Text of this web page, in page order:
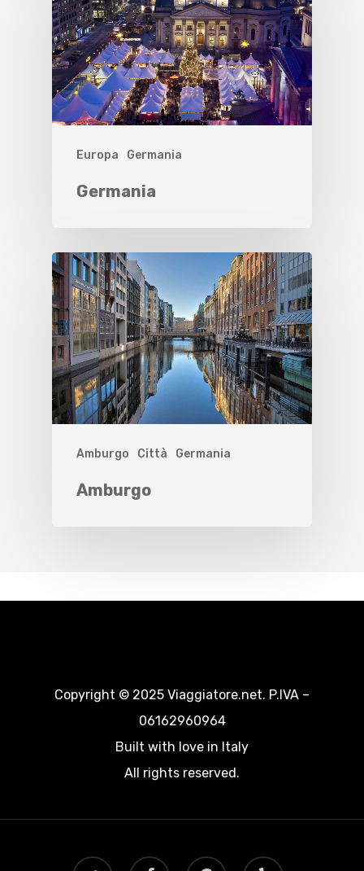
Europa Germania
Germania
Amburgo Città Germania
Amburgo
Copyright © 2025 Viaggiatore.net. P.IVA –
06162960964
Built with love in Italy
All rights reserved.
twitter facebook google- yelp